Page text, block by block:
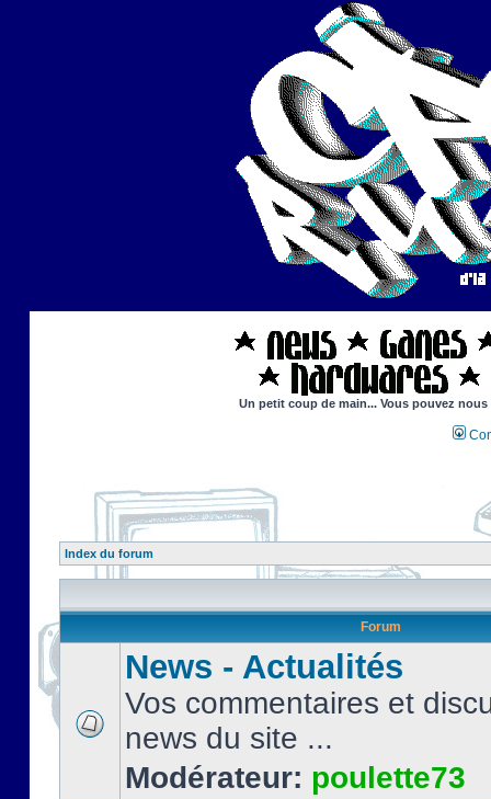
Un petit coup de main... Vous pouvez
Index du forum
Forum
News - Actualités
Vos commentaires et
news du site ...
Modérateur: poulette73